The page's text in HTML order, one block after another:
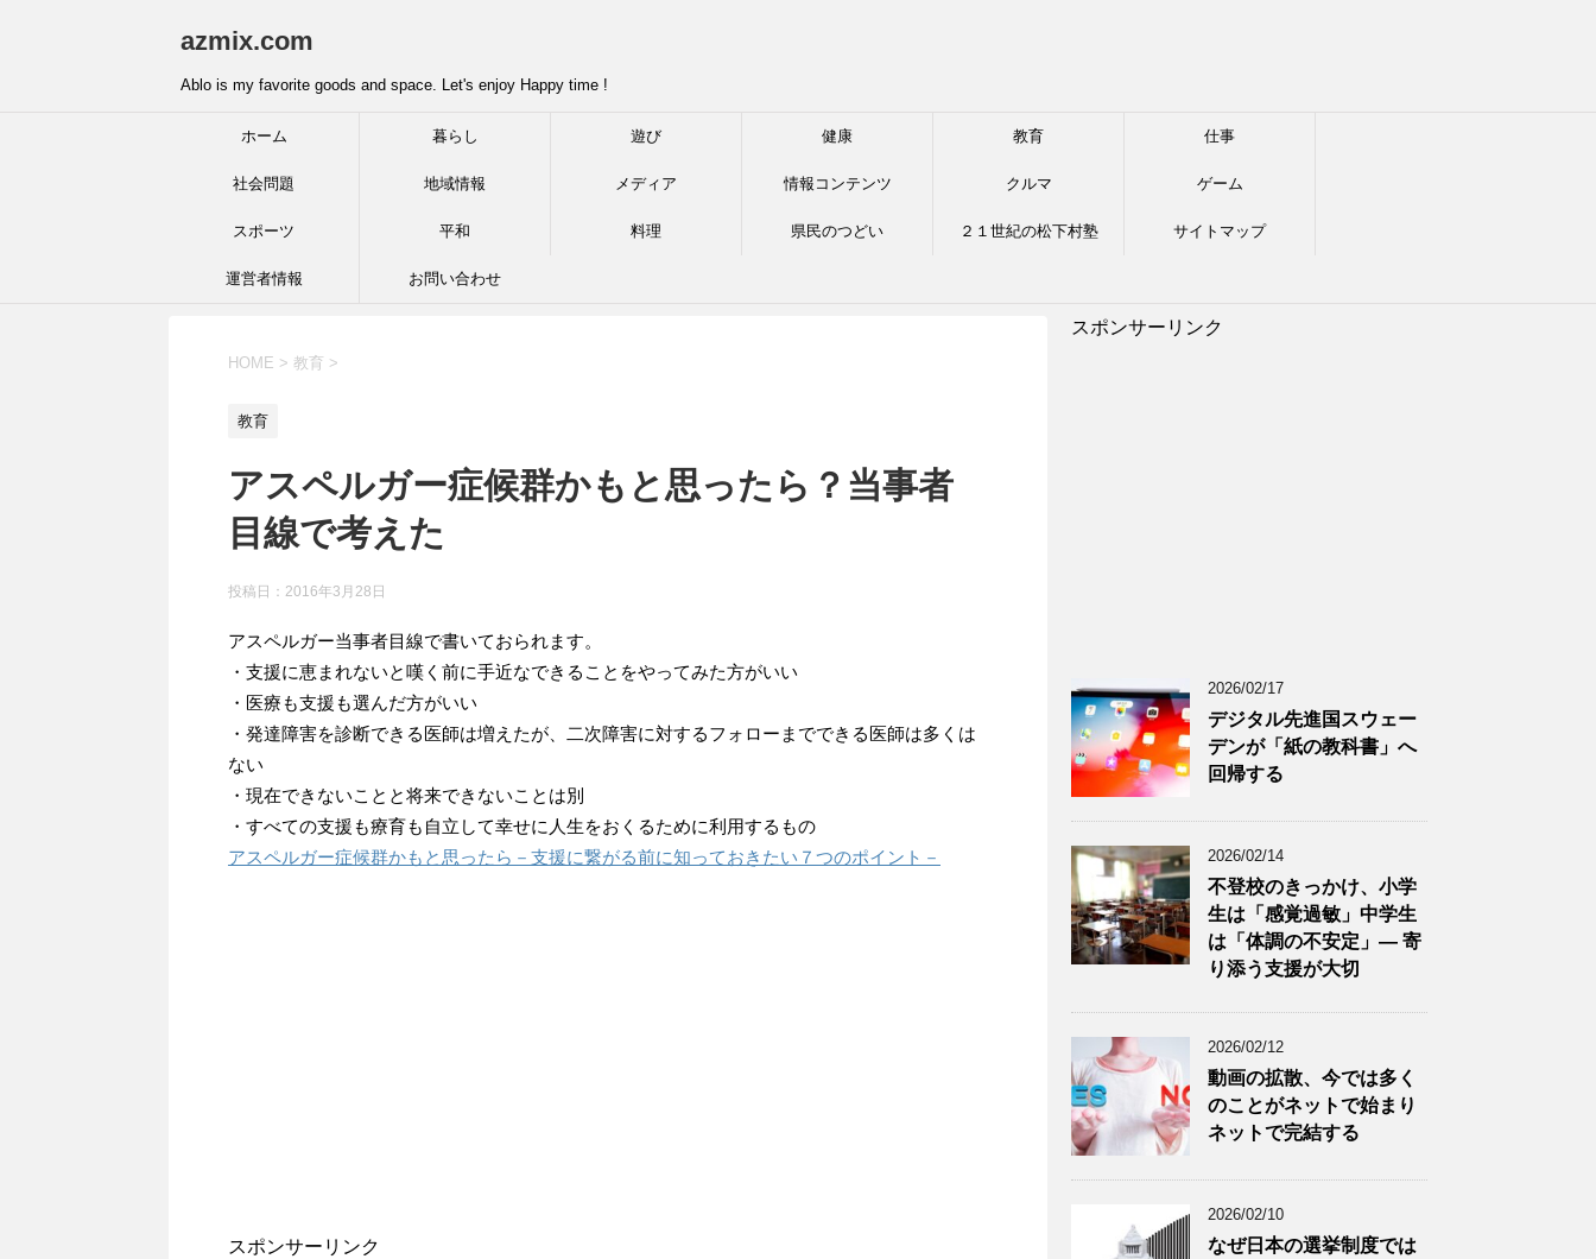
azmix.com
Ablo is my favorite goods and space. Let's enjoy Happy time !
ホーム 暮らし 遊び 健康 教育 仕事
社会問題 地域情報 メディア 情報コンテンツ クルマ ゲーム
スポーツ 平和 料理 県民のつどい ２１世紀の松下村塾 サイトマップ
運営者情報 お問い合わせ
HOME > 教育 >
教育
アスペルガー症候群かもと思ったら？当事者
目線で考えた
投稿日： 2016年3月28日
アスペルガー当事者目線で書いておられます。
・支援に恵まれないと嘆く前に手近なできることをやってみた方がいい
・医療も支援も選んだ方がいい
・発達障害を診断できる医師は増えたが、二次障害に対するフォローまでできる医師は多くは
ない
・現在できないことと将来できないことは別
・すべての支援も療育も自立して幸せに人生をおくるために利用するもの
アスペルガー症候群かもと思ったら－支援に繋がる前に知っておきたい７つのポイント－
スポンサーリンク
スポンサーリンク
2026/02/17
デジタル先進国スウェー
デンが「紙の教科書」へ
回帰する
2026/02/14
不登校のきっかけ、小学
生は「感覚過敏」中学生
は「体調の不安定」― 寄
り添う支援が大切
2026/02/12
動画の拡散、今では多く
のことがネットで始まり
ネットで完結する
2026/02/10
なぜ日本の選挙制度では